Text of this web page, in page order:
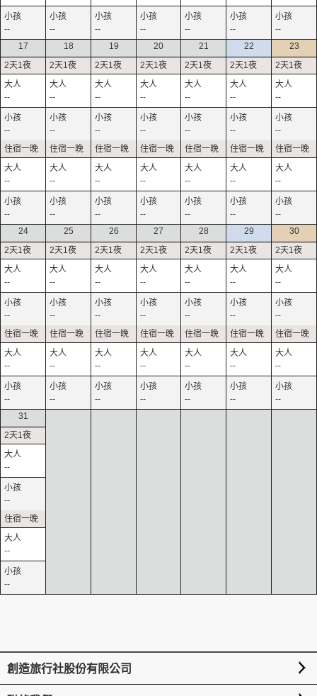
-- -- -- -- -- --
--
17
--
--
--
--
18
--
--
--
--
19
--
--
--
--
20
--
--
--
--
21
--
--
--
--
22
--
--
--
--
23
--
--
--
--
24
--
--
--
--
25
--
--
--
--
26
--
--
--
--
27
--
--
--
--
28
--
--
--
--
29
--
--
--
--
30
--
--
--
--
31
--
--
--
--
創造旅行社股份有限公司